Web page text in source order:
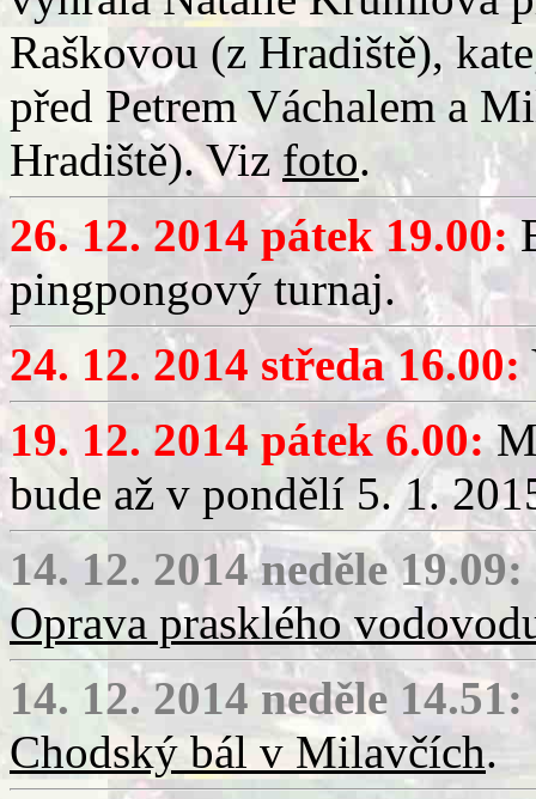
Raškovou (z Hradiště),
před Petrem Váchalem a
Hradiště). Viz foto.
26. 12. 2014 pátek 19.00:
pingpongový turnaj.
24. 12. 2014 středa 16.00:
19. 12. 2014 pátek 6.00:
bude až v pondělí 5. 1.
14. 12. 2014 neděle 19.09:
Oprava prasklého
14. 12. 2014 neděle 14.51:
Chodský bál v Milavčích.